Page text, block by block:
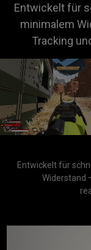
Entwickelt für
minimalem
Tracking
Entwickelt für
Widerstand